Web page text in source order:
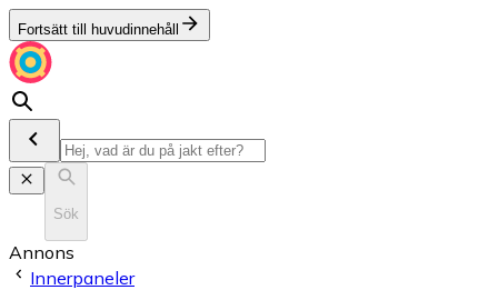
Fortsätt till huvudinnehåll
Sök
Annons
Innerpaneler